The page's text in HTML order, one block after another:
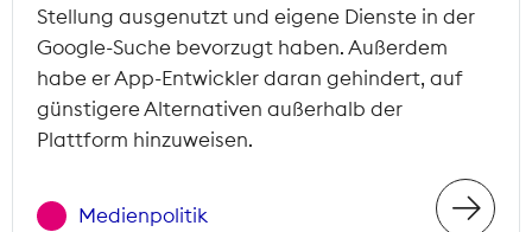
Stellung ausgenutzt und eigene Dienste in der
Google-Suche bevorzugt haben. Außerdem
habe er App-Entwickler daran gehindert, auf
günstigere Alternativen außerhalb der
Plattform hinzuweisen.
Medienpolitik